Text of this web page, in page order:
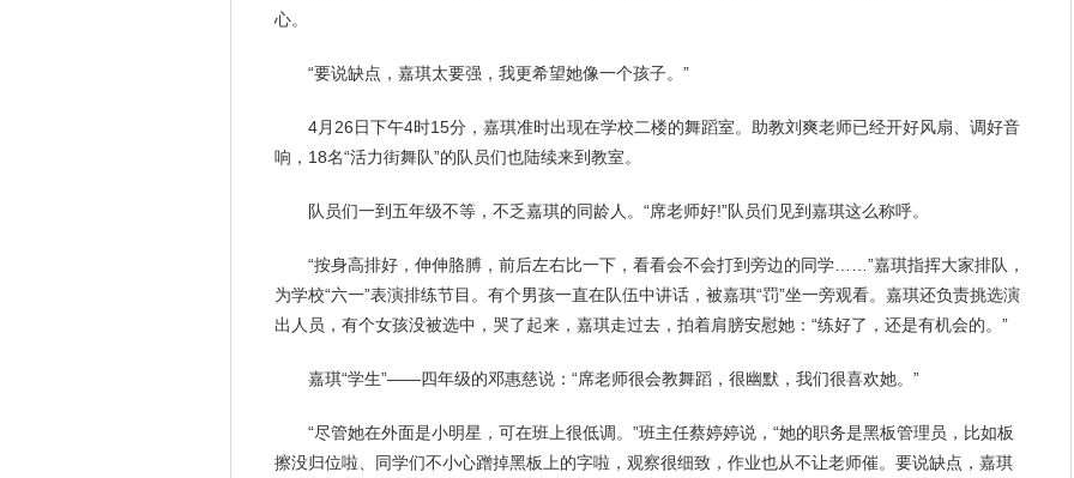
心。
“要说缺点，嘉琪太要强，我更希望她像一个孩子。”
4月26日下午4时15分，嘉琪准时出现在学校二楼的舞蹈室。助教刘爽老师已经开好风扇、调好音
响，18名“活力街舞队”的队员们也陆续来到教室。
队员们一到五年级不等，不乏嘉琪的同龄人。“席老师好!”队员们见到嘉琪这么称呼。
“按身高排好，伸伸胳膊，前后左右比一下，看看会不会打到旁边的同学……”嘉琪指挥大家排队，
为学校“六一”表演排练节目。有个男孩一直在队伍中讲话，被嘉琪“罚”坐一旁观看。嘉琪还负责挑选演
出人员，有个女孩没被选中，哭了起来，嘉琪走过去，拍着肩膀安慰她：“练好了，还是有机会的。”
嘉琪“学生”――四年级的邓惠慈说：“席老师很会教舞蹈，很幽默，我们很喜欢她。”
“尽管她在外面是小明星，可在班上很低调。”班主任蔡婷婷说，“她的职务是黑板管理员，比如板
擦没归位啦、同学们不小心蹭掉黑板上的字啦，观察很细致，作业也从不让老师催。要说缺点，嘉琪